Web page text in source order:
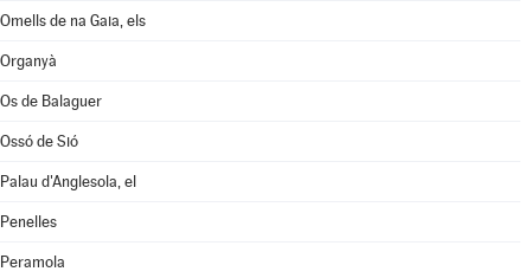
Omells de na Gaia, els
Organyà
Os de Balaguer
Ossó de Sió
Palau d'Anglesola, el
Penelles
Peramola